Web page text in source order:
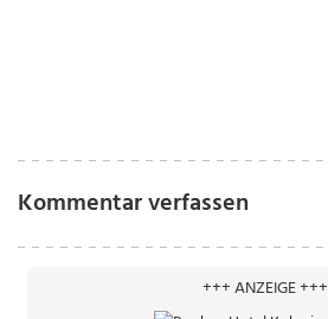
Kommentar verfassen
+++ ANZEIGE +++